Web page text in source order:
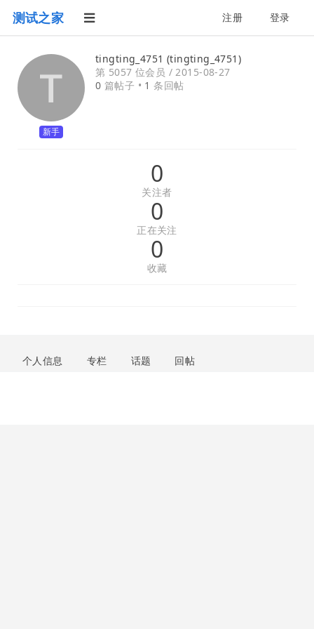
测试之家 注册 登录
新手
tingting_4751 (tingting_4751)
第 5057 位会员 /2015-08-27
0 篇帖子 • 1 条回帖
0
关注者
0
正在关注
0
收藏
个人信息 专栏 话题 回帖